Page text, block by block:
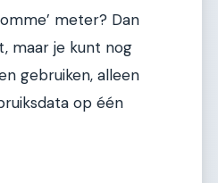
meter? Dan
maar je kunt nog
gebruiken, alleen
op één